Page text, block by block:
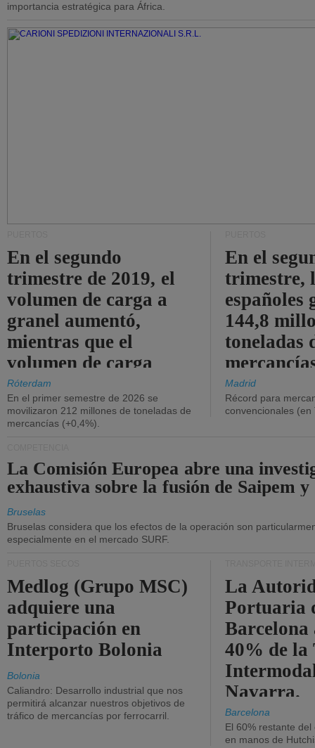
importancia estratégica para África.
En el segundo
trimestre de 2019, el
volumen de carga a
granel aumentó,
mientras que el
volumen de carga
general disminuyó.
Róterdam
En el primer semestre de 2026 se
movilizaron 212 millones de toneladas de
mercancías (+0,4%).
En el
trimestre,
españoles
144,8
toneladas
Madrid
Récord para
convencionales (en
La Comisión Europea abre una
exhaustiva sobre la fusión de Saipem y
Bruselas
Bruselas considera que los efectos de la operación son
especialmente en el mercado SURF.
Medlog (Grupo MSC)
adquiere una
participación en
Interporto Bolonia
Bolonia
Caliandro: Desarrollo industrial que nos
permitirá alcanzar nuestros objetivos de
tráfico de mercancías por ferrocarril.
La
Portuaria
40% de la
Navarra.
Barcelona
El 60% restante
en manos de